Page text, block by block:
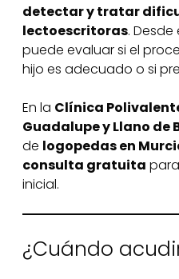
detectar y tratar
lectoescritoras.
puede evaluar si el
hijo es adecuado o si
En la Clínica
Guadalupe y Llano de
de logopedas en
consulta gratuita
inicial.
¿Cuándo